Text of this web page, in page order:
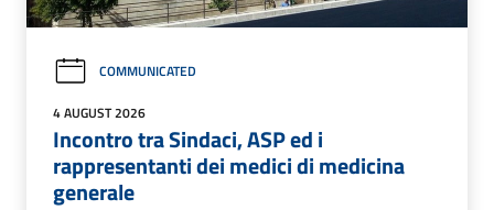
COMMUNICATED
4 AUGUST 2026
Incontro tra Sindaci, ASP ed i
rappresentanti dei medici di medicina
generale